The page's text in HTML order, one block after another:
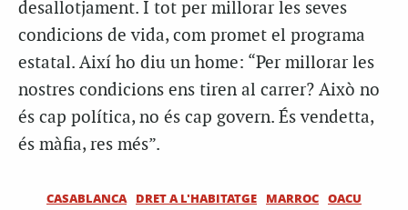
desallotjament. I tot per millorar les seves
condicions de vida, com promet el programa
estatal. Així ho diu un home: “Per millorar les
nostres condicions ens tiren al carrer? Això no
és cap política, no és cap govern. És vendetta,
és màfia, res més”.
CASABLANCA DRET A L'HABITATGE MARROC OACU